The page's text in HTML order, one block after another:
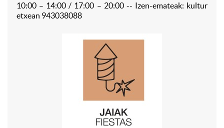
10:00 – 14:00 / 17:00 – 20:00 -- Izen-emateak: kultur
etxean 943038088